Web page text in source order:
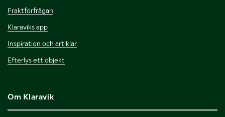
Fraktförfrågan
Klaraviks app
Inspiration och artiklar
Efterlys ett objekt
Om Klaravik